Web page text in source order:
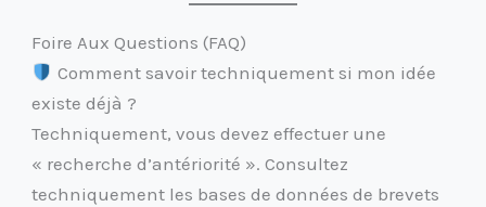
Foire Aux Questions (FAQ)
Comment savoir techniquement si mon idée
existe déjà ?
Techniquement, vous devez effectuer une
« recherche d’antériorité ». Consultez
techniquement les bases de données de brevets